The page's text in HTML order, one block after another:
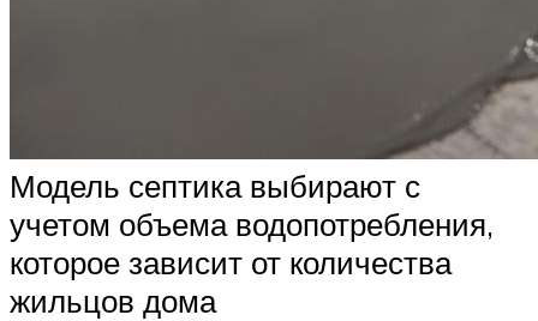
Модель септика выбирают с
учетом объема водопотребления,
которое зависит от количества
жильцов дома